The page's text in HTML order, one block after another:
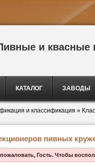
и квасные
КАТАЛОГ ЗАВОДЫ
и классификация »
пивных
Гость. Чтобы